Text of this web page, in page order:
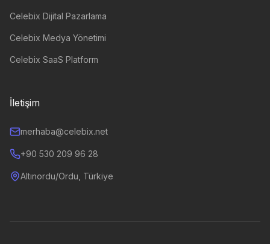
Celebix Dijital Pazarlama
Celebix Medya Yönetimi
Celebix SaaS Platform
İletişim
merhaba@celebix.net
+90 530 209 96 28
Altınordu/Ordu, Türkiye